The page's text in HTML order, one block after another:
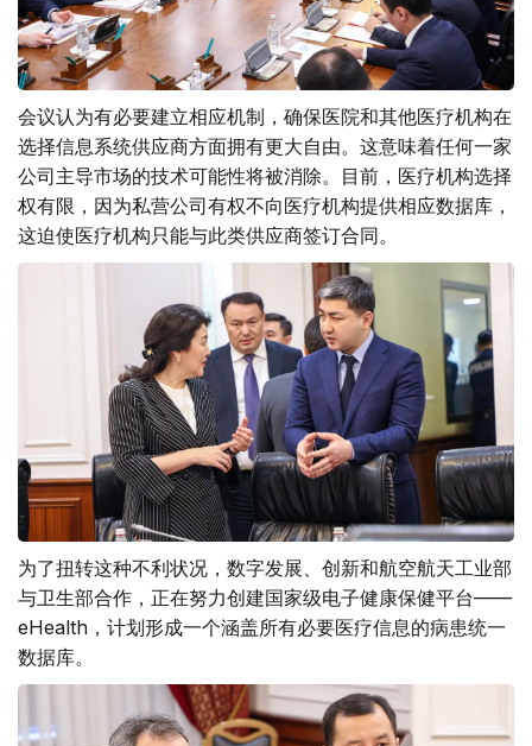
会议认为有必要建立相应机制，确保医院和其他医疗机构在
选择信息系统供应商方面拥有更大自由。这意味着任何一家
公司主导市场的技术可能性将被消除。目前，医疗机构选择
权有限，因为私营公司有权不向医疗机构提供相应数据库，
这迫使医疗机构只能与此类供应商签订合同。
为了扭转这种不利状况，数字发展、创新和航空航天工业部
与卫生部合作，正在努力创建国家级电子健康保健平台——
eHealth，计划形成一个涵盖所有必要医疗信息的病患统一
数据库。